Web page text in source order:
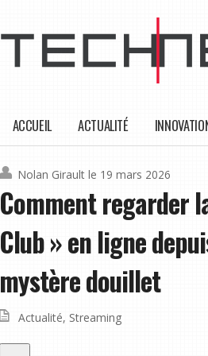
ACCUEIL ACTUALITÉ
Nolan Girault le 19 mars 2026
Comment regarder
Club » en ligne
mystère douillet
Actualité, Streaming